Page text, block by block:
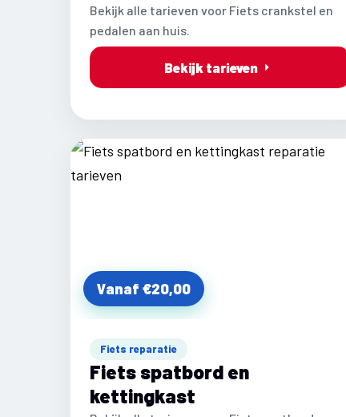
Bekijk alle tarieven voor Fiets crankstel en
pedalen aan huis.
Bekijk tarieven
Vanaf €20,00
Fiets reparatie
Fiets spatbord en
kettingkast